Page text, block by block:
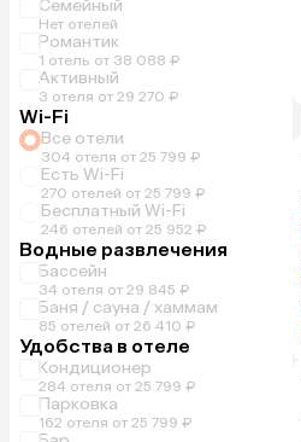
Семейный
Нет отелей
Романтик
1 отель от 38 088 ₽
Активный
3 отеля от 29 270 ₽
Wi-Fi
Все отели
304 отеля от 25 799 ₽
Есть Wi-Fi
270 отелей от 25 799 ₽
Бесплатный Wi-Fi
246 отелей от 25 952 ₽
Водные развлечения
Бассейн
34 отеля от 29 845 ₽
Баня / сауна / хаммам
85 отелей от 26 410 ₽
Удобства в отеле
Кондиционер
284 отеля от 25 799 ₽
Парковка
162 отеля от 25 799 ₽